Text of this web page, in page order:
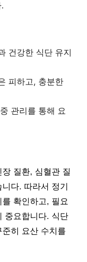
건강한 식단 유지
피하고, 충분한
관리를 통해 요
질환, 심혈관 질
다. 따라서 정기
확인하고, 필요
중요합니다. 식단
히 요산 수치를